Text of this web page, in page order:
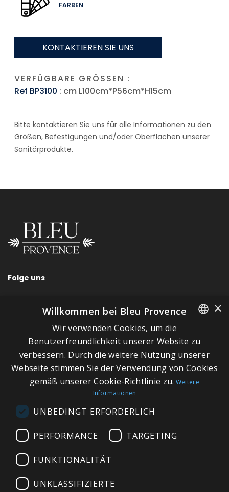
FARBEN
KONTAKTIEREN SIE UNS
VERFÜGBARE GRÖSSEN :
Ref BP3100 : cm L100cm*P56cm*H15cm
Bitte kontaktieren Sie uns für alle Informationen zu den
Größen, Befestigungen und/oder Oberflächen unserer
Sanitärprodukte.
Folge uns
SCHNELLLINKS
Über Bleu Provence
Impressum
Geschäftsbedingungen
Kontaktieren Sie uns
Besuchen Sie unseren Showroom
FRENCH
ITALIAN
×
Willkommen bei Bleu Provence
Wir verwenden Cookies, um die
Benutzerfreundlichkeit unserer Website zu
verbessern. Durch die weitere Nutzung unserer
Webseite stimmen Sie der Verwendung von Cookies
gemäß unserer Cookie-Richtlinie zu. Weitere
Informationen
UNBEDINGT ERFORDERLICH
PERFORMANCE TARGETING
FUNKTIONALITÄT
UNKLASSIFIZIERTE